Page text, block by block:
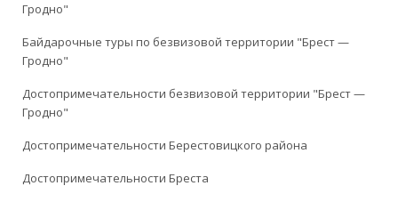
Гродно"
Байдарочные туры по безвизовой территории "Брест —
Гродно"
Достопримечательности безвизовой территории "Брест —
Гродно"
Достопримечательности Берестовицкого района
Достопримечательности Бреста